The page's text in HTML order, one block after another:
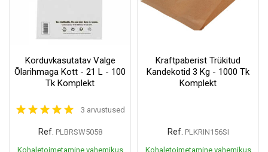
Korduvkasutatav Valge
Õlarihmaga Kott - 21 L - 100
Tk Komplekt
3 arvustused
Ref. PLBRSW5058
Kohaletoimetamine vahemikus
Kraftpaberist Trükitud
Kandekotid 3 Kg - 1000 Tk
Komplekt
Ref. PLKRIN156SI
Kohaletoimetamine vahemikus